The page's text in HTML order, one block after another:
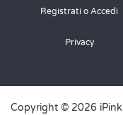
Registrati o Accedi
Privacy
Copyright © 2026